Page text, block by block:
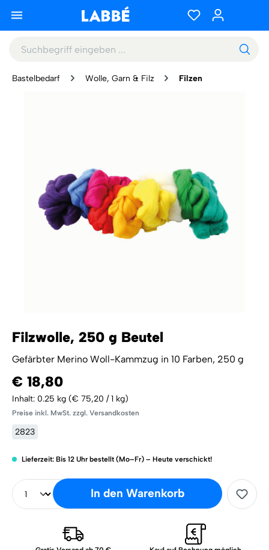
Bastelbedarf Wolle, Garn & Filz Filzen
Filzwolle, 250 g Beutel
Gefärbter Merino Woll-Kammzug in 10 Farben, 250 g
€ 18,80
Inhalt: 0.25 kg (€ 75,20 / 1 kg)
Preise inkl. MwSt. zzgl. Versandkosten
2823
Lieferzeit: Bis 12 Uhr bestellt (Mo–Fr) – Heute verschickt!
In den Warenkorb